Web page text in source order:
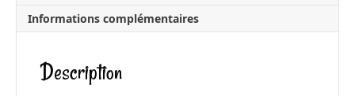
b
o
k
Informations complémentaires
Description